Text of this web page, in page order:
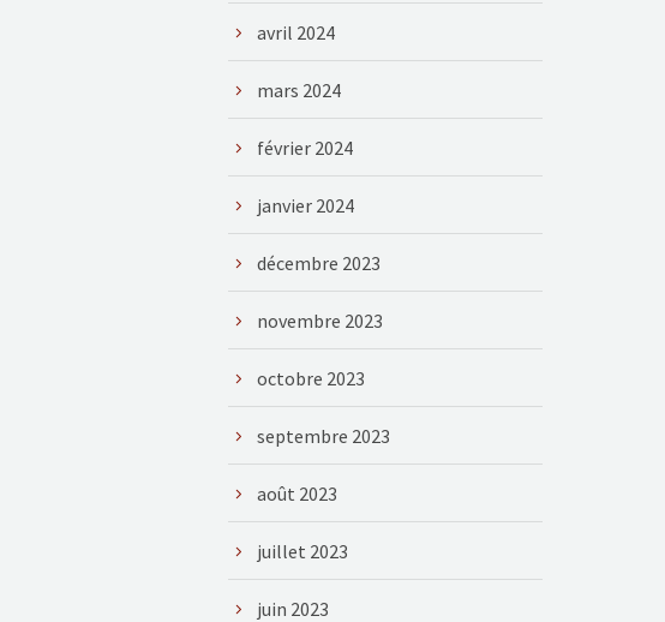
avril 2024
mars 2024
février 2024
janvier 2024
décembre 2023
novembre 2023
octobre 2023
septembre 2023
août 2023
juillet 2023
juin 2023